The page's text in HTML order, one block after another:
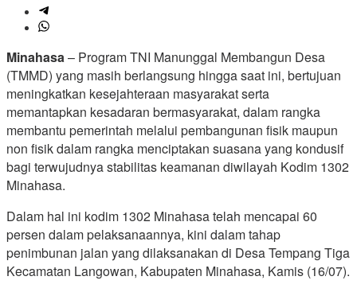
Minahasa– Program TNI Manunggal Membangun Desa
(TMMD) yang masih berlangsung hingga saat ini, bertujuan
meningkatkan kesejahteraan masyarakat serta
memantapkan kesadaran bermasyarakat, dalam rangka
membantu pemerintah melalui pembangunan fisik maupun
non fisik dalam rangka menciptakan suasana yang kondusif
bagi terwujudnya stabilitas keamanan diwilayah Kodim 1302
Minahasa.
Dalam hal ini kodim 1302 Minahasa telah mencapai 60
persen dalam pelaksanaannya, kini dalam tahap
penimbunan jalan yang dilaksanakan di Desa Tempang Tiga
Kecamatan Langowan, Kabupaten Minahasa, Kamis (16/07).